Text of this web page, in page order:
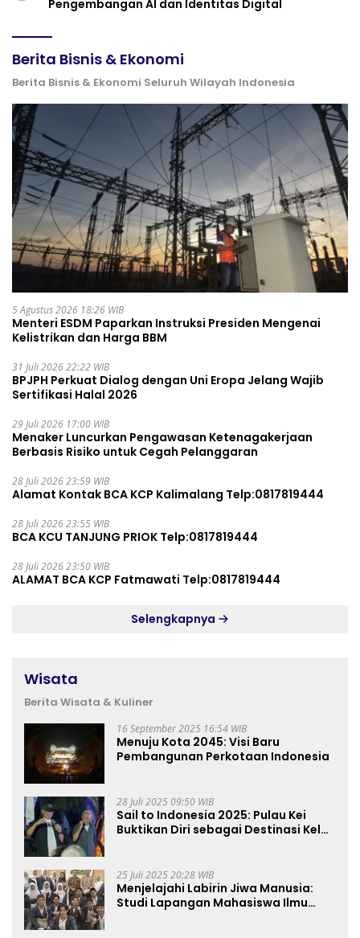
Pengembangan AI dan Identitas Digital
Berita Bisnis & Ekonomi
Berita Bisnis & Ekonomi Seluruh Wilayah Indonesia
5 Agustus 2026 18:26 WIB
Menteri ESDM Paparkan Instruksi Presiden Mengenai
Kelistrikan dan Harga BBM
31 Juli 2026 22:22 WIB
BPJPH Perkuat Dialog dengan Uni Eropa Jelang Wajib
Sertifikasi Halal 2026
29 Juli 2026 17:00 WIB
Menaker Luncurkan Pengawasan Ketenagakerjaan
Berbasis Risiko untuk Cegah Pelanggaran
28 Juli 2026 23:59 WIB
Alamat Kontak BCA KCP Kalimalang Telp:0817819444
28 Juli 2026 23:55 WIB
BCA KCU TANJUNG PRIOK Telp:0817819444
28 Juli 2026 23:50 WIB
ALAMAT BCA KCP Fatmawati Telp:0817819444
Selengkapnya
Wisata
Berita Wisata & Kuliner
16 September 2025 16:54 WIB
Menuju Kota 2045: Visi Baru
Pembangunan Perkotaan Indonesia
28 Juli 2025 09:50 WIB
Sail to Indonesia 2025: Pulau Kei
Buktikan Diri sebagai Destinasi Kelas
25 Juli 2025 20:28 WIB
Menjelajahi Labirin Jiwa Manusia:
Studi Lapangan Mahasiswa Ilmu